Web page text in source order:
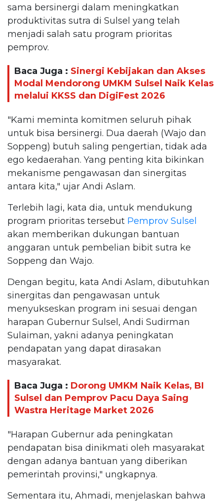
sama bersinergi dalam meningkatkan
produktivitas sutra di Sulsel yang telah
menjadi salah satu program prioritas
pemprov.
Baca Juga : Sinergi Kebijakan dan Akses
Modal Mendorong UMKM Sulsel Naik Kelas
melalui KKSS dan DigiFest 2026
"Kami meminta komitmen seluruh pihak
untuk bisa bersinergi. Dua daerah (Wajo dan
Soppeng) butuh saling pengertian, tidak ada
ego kedaerahan. Yang penting kita bikinkan
mekanisme pengawasan dan sinergitas
antara kita," ujar Andi Aslam.
Terlebih lagi, kata dia, untuk mendukung
program prioritas tersebut Pemprov Sulsel
akan memberikan dukungan bantuan
anggaran untuk pembelian bibit sutra ke
Soppeng dan Wajo.
Dengan begitu, kata Andi Aslam, dibutuhkan
sinergitas dan pengawasan untuk
menyukseskan program ini sesuai dengan
harapan Gubernur Sulsel, Andi Sudirman
Sulaiman, yakni adanya peningkatan
pendapatan yang dapat dirasakan
masyarakat.
Baca Juga : Dorong UMKM Naik Kelas, BI
Sulsel dan Pemprov Pacu Daya Saing
Wastra Heritage Market 2026
"Harapan Gubernur ada peningkatan
pendapatan bisa dinikmati oleh masyarakat
dengan adanya bantuan yang diberikan
pemerintah provinsi," ungkapnya.
Sementara itu, Ahmadi, menjelaskan bahwa